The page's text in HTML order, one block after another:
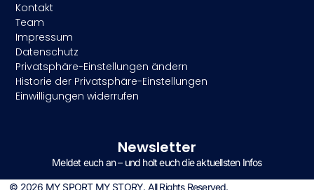
Kontakt
Team
Impressum
Datenschutz
Privatsphäre-Einstellungen ändern
Historie der Privatsphäre-Einstellungen
Einwilligungen widerrufen
Newsletter
Meldet euch an – und holt euch die aktuellsten Infos
© 2026 MY SPORT MY STORY. All Rights Reserved.